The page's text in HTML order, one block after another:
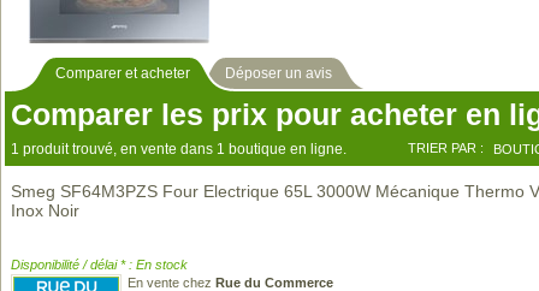
Comparer et acheter Déposer un avis
Comparer les prix pour acheter en
1 produit trouvé, en vente dans 1 boutique en ligne. TRIER PAR :
Smeg SF64M3PZS Four Electrique 65L 3000W Mécanique Thermo
Inox Noir
Disponibilité / délai * : En stock
En vente chez Rue du Commerce